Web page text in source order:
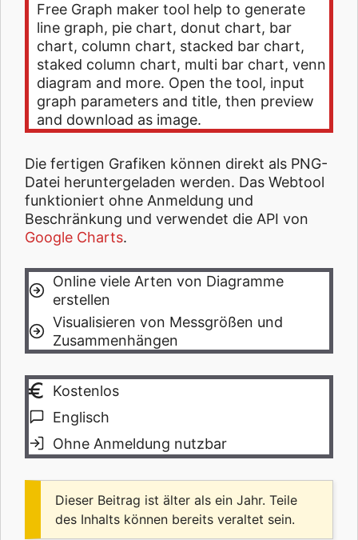
Free Graph maker tool help to generate
line graph, pie chart, donut chart, bar
chart, column chart, stacked bar chart,
staked column chart, multi bar chart, venn
diagram and more. Open the tool, input
graph parameters and title, then preview
and download as image.
Die fertigen Grafiken können direkt als PNG-
Datei heruntergeladen werden. Das Webtool
funktioniert ohne Anmeldung und
Beschränkung und verwendet die API von
Google Charts.
Online viele Arten von Diagramme
erstellen
Visualisieren von Messgrößen und
Zusammenhängen
Kostenlos
Englisch
Ohne Anmeldung nutzbar
Dieser Beitrag ist älter als ein Jahr. Teile
des Inhalts können bereits veraltet sein.